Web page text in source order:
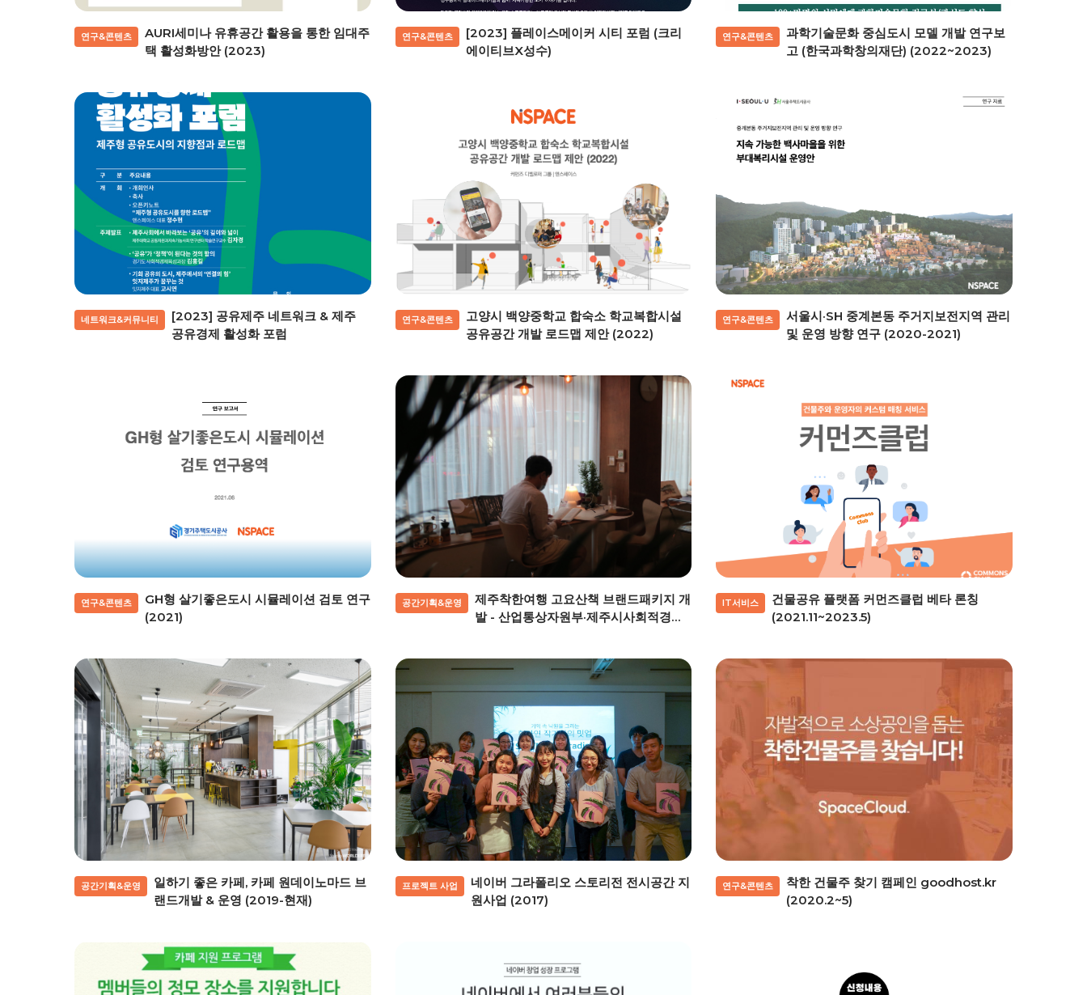
연구&콘텐츠
AURI세미나 유휴공간 활용을 통한 임대주
택 활성화방안 (2023)
연구&콘텐츠
[2023] 플레이스메이커 시티 포럼 (크리
에이티브X성수)
연구&콘텐츠
과학기술문화 중심도시 모델 개발 연구보
고 (한국과학창의재단) (2022~2023)
네트워크&커뮤니티
[2023] 공유제주 네트워크 & 제주
공유경제 활성화 포럼
연구&콘텐츠
고양시 백양중학교 합숙소 학교복합시설
공유공간 개발 로드맵 제안 (2022)
연구&콘텐츠
서울시·SH 중계본동 주거지보전지역 관리
및 운영 방향 연구 (2020-2021)
연구&콘텐츠
GH형 살기좋은도시 시뮬레이션 검토 연구
(2021)
공간기획&운영
제주착한여행 고요산책 브랜드패키지 개
발 - 산업통상자원부·제주시사회적경제
IT서비스
건물공유 플랫폼 커먼즈클럽 베타 론칭
(2021.11~2023.5)
공간기획&운영
일하기 좋은 카페, 카페 원데이노마드 브
랜드개발 & 운영 (2019-현재)
프로젝트 사업
네이버 그라폴리오 스토리전 전시공간 지
원사업 (2017)
연구&콘텐츠
착한 건물주 찾기 캠페인 goodhost.kr
(2020.2~5)